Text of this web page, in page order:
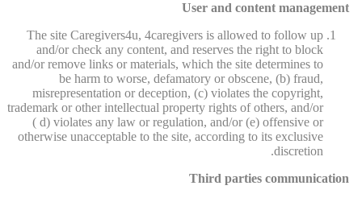
User and content management
The site Caregivers4u, 4caregivers is allowed to follow up
and/or check any content, and reserves the right to block
and/or remove links or materials, which the site determines to
be harm to worse, defamatory or obscene, (b) fraud,
misrepresentation or deception, (c) violates the copyright,
trademark or other intellectual property rights of others, and/or
( d) violates any law or regulation, and/or (e) offensive or
otherwise unacceptable to the site, according to its exclusive
discretion.
Third parties communication